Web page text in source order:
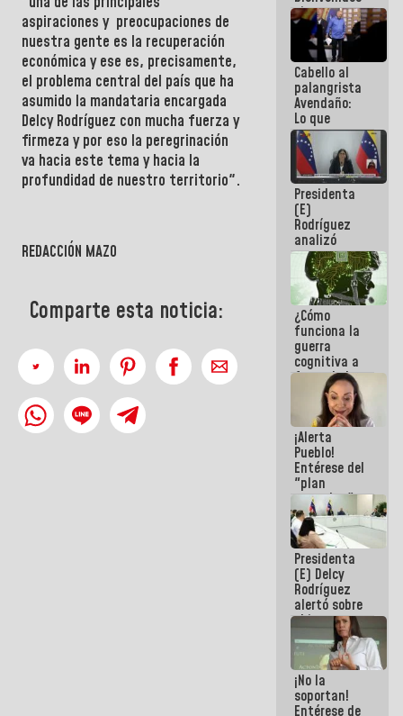
aspiraciones y preocupaciones de
nuestra gente es la recuperación
económica y ese es, precisamente,
el problema central del país que ha
asumido la mandataria encargada
Delcy Rodríguez con mucha fuerza y
firmeza y por eso la peregrinación
va hacia este tema y hacia la
profundidad de nuestro territorio".
REDACCIÓN MAZO
Comparte esta noticia:
siempre que
estén en el
marco de la
Constitución
de la
República
Cabello al
palangrista
Avendaño:
Lo que
vayas a
escribir
hazlo hoy
por que no
sabemos si
la semana
que viene
hay
programa
Presidenta
(E)
Rodríguez
analizó
junto a
gobernadores
planes de
recuperación
del Sistema
Eléctrico
Nacional
¿Cómo
funciona la
guerra
cognitiva a
favor de la
narrativa
hegemónica?
(1)
¡Alerta
Pueblo!
Entérese del
"plan
enjambre"
de La Sayo
para
sabotear el
diálogo y
promover el
caos
Presidenta
(E) Delcy
Rodríguez
alertó sobre
el impacto
de la
emergencia
climática en
los oceános
¡No la
soportan!
Entérese de